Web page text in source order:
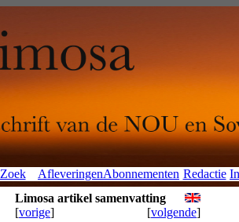
Zoek AfleveringenAbonnementen Redactie
Limosa artikel samenvatting
[vorige] [volgende]